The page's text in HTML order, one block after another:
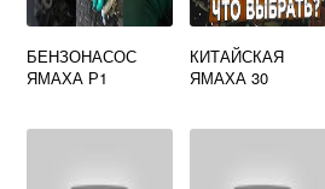
БЕНЗОНАСОС
ЯМАХА Р1
КИТАЙСКАЯ
ЯМАХА 30